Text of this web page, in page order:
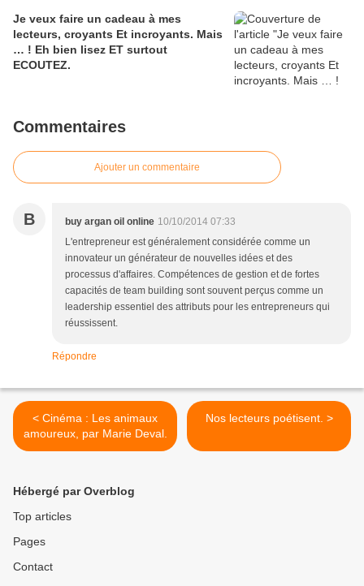
Je veux faire un cadeau à mes
lecteurs, croyants Et incroyants. Mais
… ! Eh bien lisez ET surtout
ECOUTEZ.
Commentaires
Ajouter un commentaire
B buy argan oil online 10/10/2014 07:33
L'entrepreneur est généralement considérée comme un
innovateur un générateur de nouvelles idées et des
processus d'affaires. Compétences de gestion et de fortes
capacités de team building sont souvent perçus comme un
leadership essentiel des attributs pour les entrepreneurs qui
réussissent.
Répondre
< Cinéma : Les animaux
amoureux, par Marie Deval.
Nos lecteurs poétisent. >
Hébergé par Overblog
Top articles
Pages
Contact